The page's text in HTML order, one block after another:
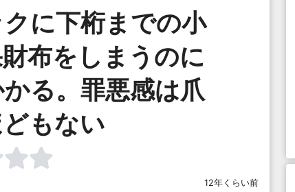
に下桁までの小
布をしまうのに
る。罪悪感は爪
もない
12年くらい前